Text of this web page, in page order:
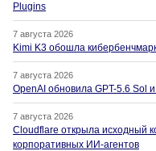
Plugins
7 августа 2026
Kimi K3 обошла
7 августа 2026
OpenAI обновила GPT-5.6 Sol
7 августа 2026
Cloudflare открыла исходный
корпоративных ИИ-агентов